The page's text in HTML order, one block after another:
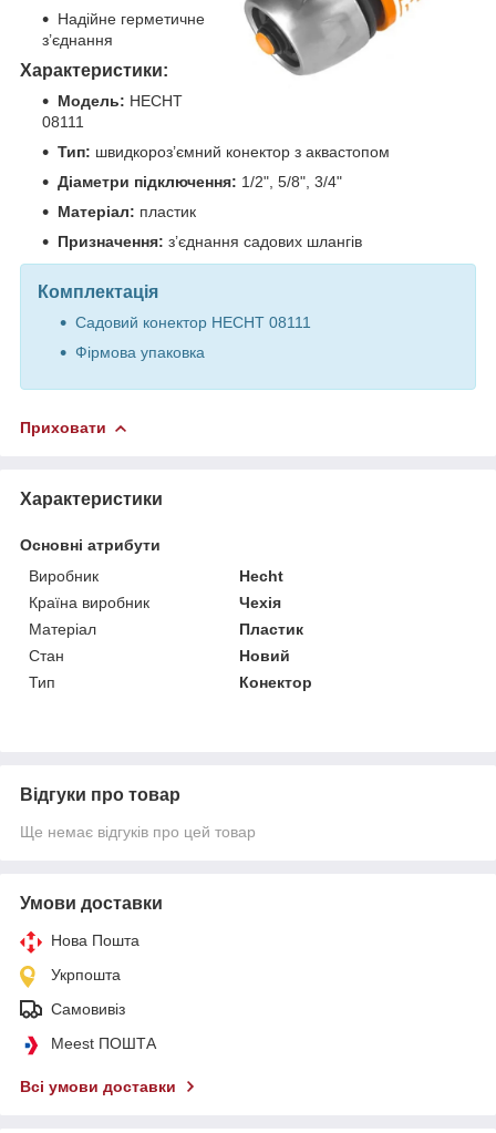
Надійне герметичне
з’єднання
Характеристики:
Модель: HECHT
08111
Тип: швидкороз’ємний конектор з аквастопом
Діаметри підключення: 1/2", 5/8", 3/4"
Матеріал: пластик
Призначення: з’єднання садових шлангів
Комплектація
Садовий конектор HECHT 08111
Фірмова упаковка
Приховати
Характеристики
Основні атрибути
Виробник
Hecht
Країна виробник
Чехія
Матеріал
Пластик
Стан
Новий
Тип
Конектор
Відгуки про товар
Ще немає відгуків про цей товар
Умови доставки
Нова Пошта
Укрпошта
Самовивіз
Meest ПОШТА
Всі умови доставки